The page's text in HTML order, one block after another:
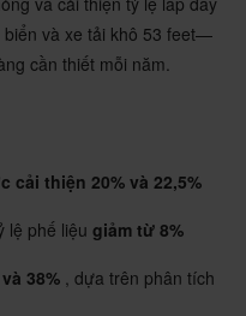
và xe tải khô 53 feet—
cần thiết mỗi năm.
cải thiện 20% và 22,5%
lệ phế liệu giảm từ 8%
38% , dựa trên phân tích